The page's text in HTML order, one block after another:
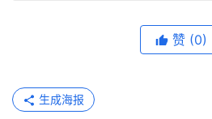
赞 (0)
生成海报